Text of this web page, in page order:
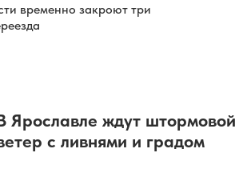
временно закроют три
Ярославле ждут штормовой
с ливнями и градом